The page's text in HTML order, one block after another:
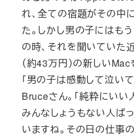
れ、全ての宿題がその中
た。しかし男の子にはも
の時、それを聞いていた
（約43万円）の新しい
「男の子は感動して泣い
Bruceさん。「純粋にいい
みんなしょうもない人ば
いますね。その日の仕事